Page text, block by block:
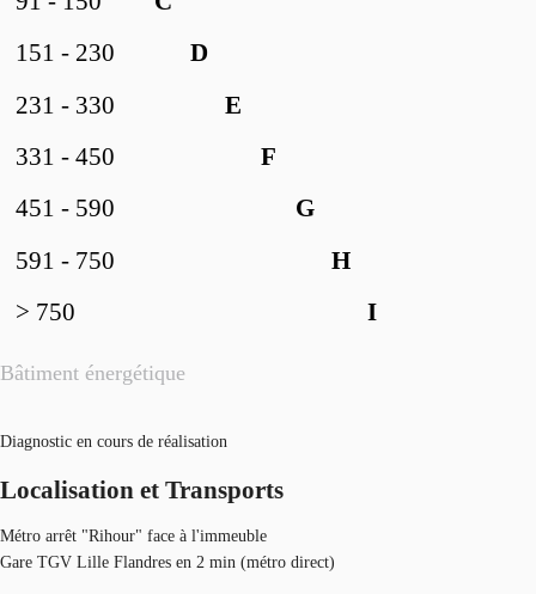
Bâtiment énergétique
D
151 - 230
E
231 - 330
F
331 - 450
G
451 - 590
H
591 - 750
I
> 750
Diagnostic en cours de réalisation
Localisation et Transports
Métro arrêt "Rihour" face à l'immeuble
Gare TGV Lille Flandres en 2 min (métro direct)